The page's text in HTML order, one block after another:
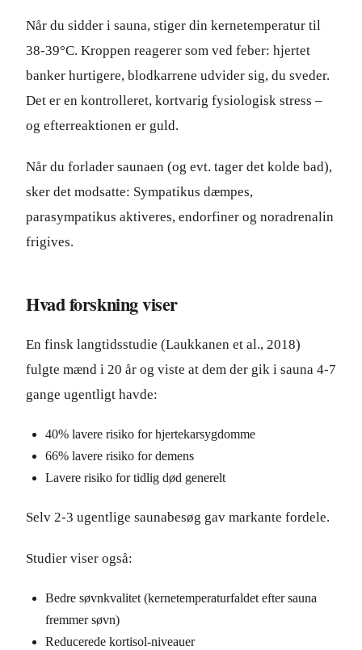
Når du sidder i sauna, stiger din kernetemperatur til
38-39°C. Kroppen reagerer som ved feber: hjertet
banker hurtigere, blodkarrene udvider sig, du sveder.
Det er en kontrolleret, kortvarig fysiologisk stress –
og efterreaktionen er guld.
Når du forlader saunaen (og evt. tager det kolde bad),
sker det modsatte: Sympatikus dæmpes,
parasympatikus aktiveres, endorfiner og noradrenalin
frigives.
Hvad forskning viser
En finsk langtidsstudie (Laukkanen et al., 2018)
fulgte mænd i 20 år og viste at dem der gik i sauna 4-7
gange ugentligt havde:
40% lavere risiko for hjertekarsygdomme
66% lavere risiko for demens
Lavere risiko for tidlig død generelt
Selv 2-3 ugentlige saunabesøg gav markante fordele.
Studier viser også:
Bedre søvnkvalitet (kernetemperaturfaldet efter sauna
fremmer søvn)
Reducerede kortisol-niveauer